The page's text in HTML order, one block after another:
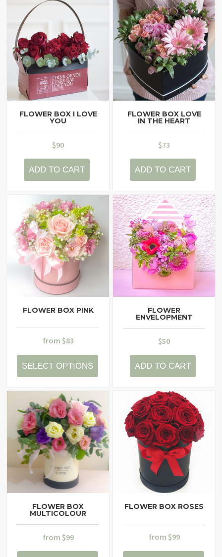
Contacts
My Account
FLOWER BOX I LOVE
YOU
$90
ADD TO CART
FLOWER BOX LOVE
IN THE HEART
$73
ADD TO CART
FLOWER BOX PINK
from $83
SELECT OPTIONS
FLOWER
ENVELOPMENT
$50
ADD TO CART
FLOWER BOX
MULTICOLOUR
from $99
FLOWER BOX ROSES
from $99